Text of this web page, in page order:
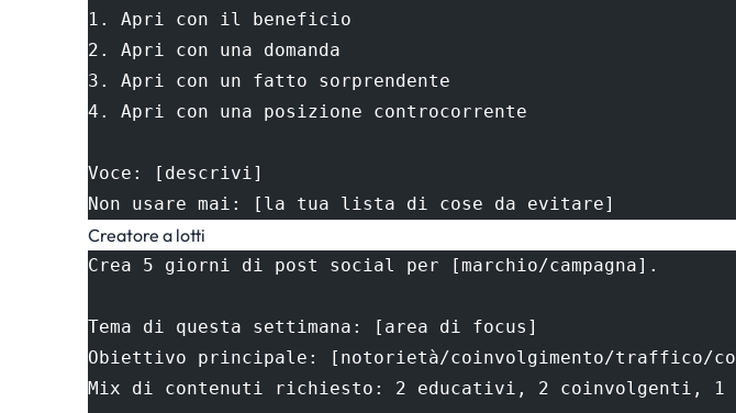
1. Apri con il beneficio
2. Apri con una domanda
3. Apri con un fatto sorprendente
4. Apri con una posizione controcorrente
Voce: [descrivi]
Non usare mai: [la tua lista di cose da evitare]
Creatore a lotti
Crea 5 giorni di post social per [marchio/campagna].
Tema di questa settimana: [area di focus]
Obiettivo principale: [notorietà/coinvolgimento/traffico/
Mix di contenuti richiesto: 2 educativi, 2 coinvolgenti, 1